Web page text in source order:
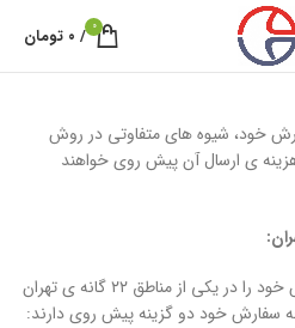
0
/ ۰ تومان
خود، شیوه های متفاوتی در روش
ی ارسال آن پیش روی خواهند
مشتریانی که محل دریافت سفارش خود را در یکی از مناطق ۲۲ گانه ی تهران
سفارش خود دو گزینه پیش روی دارند: